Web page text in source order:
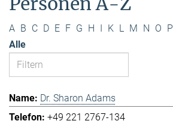
A B C D E F G H I K L M N O P
Alle
Dr. Sharon Adams
+49 221 2767-134